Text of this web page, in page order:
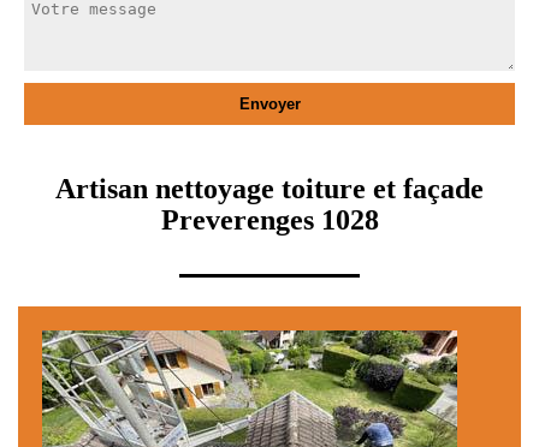
Artisan nettoyage toiture et façade
Preverenges 1028